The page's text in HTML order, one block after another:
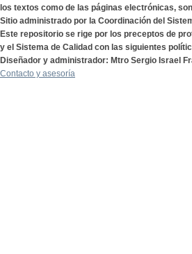
los textos como de las páginas electrónicas,
Sitio administrado por la Coordinación del
Este repositorio se rige por los preceptos de
y el Sistema de Calidad con las siguientes
Diseñador y administrador: Mtro Sergio Israel
Contacto y asesoría